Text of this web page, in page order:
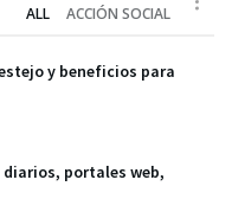
ALL ACCIÓN SOCIAL
y beneficios para
portales web,